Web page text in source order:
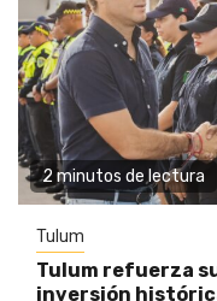
2 minutos de lectura
Tulum
Tulum refuerza
inversión